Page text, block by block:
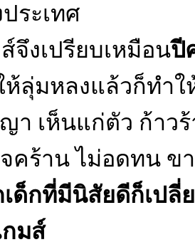
ระเทศ
จึงเปรียบเหมือนปี
ห้ลุ่มหลงแล้วก็ทำใ
เห็นแก่ตัว ก้าวร้
จคร้าน ไม่อดทน
ด็กที่มีนิสัยดีก็เปลี่
กมส์